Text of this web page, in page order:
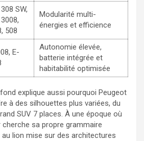
SW,
508
Modularité multi-
énergies et efficience
E-
Autonomie élevée,
batterie intégrée et
habitabilité optimisée
explique aussi pourquoi Peugeot
à des silhouettes plus variées, du
SUV 7 places. À une époque où
sa propre grammaire
lion mise sur des architectures